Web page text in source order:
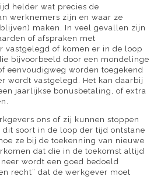
helder wat precies de
werknemers zijn en waar ze
maken. In veel gevallen zijn
of afspraken met
vastgelegd of komen er in de loop
bijvoorbeeld door een mondelinge
eenvoudigweg worden toegekend
wordt vastgelegd. Het kan daarbij
jaarlijkse bonusbetaling, of extra
ons of zij kunnen stoppen
dit soort in de loop der tijd ontstane
ze bij de toekenning van nieuwe
dat die in de toekomst altijd
wordt een goed bedoeld
recht” dat de werkgever moet